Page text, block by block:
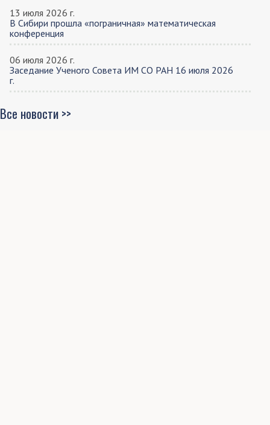
13 июля 2026 г.
В Сибири прошла «пограничная» математическая
конференция
06 июля 2026 г.
Заседание Ученого Совета ИМ СО РАН 16 июля 2026
г.
Все новости >>